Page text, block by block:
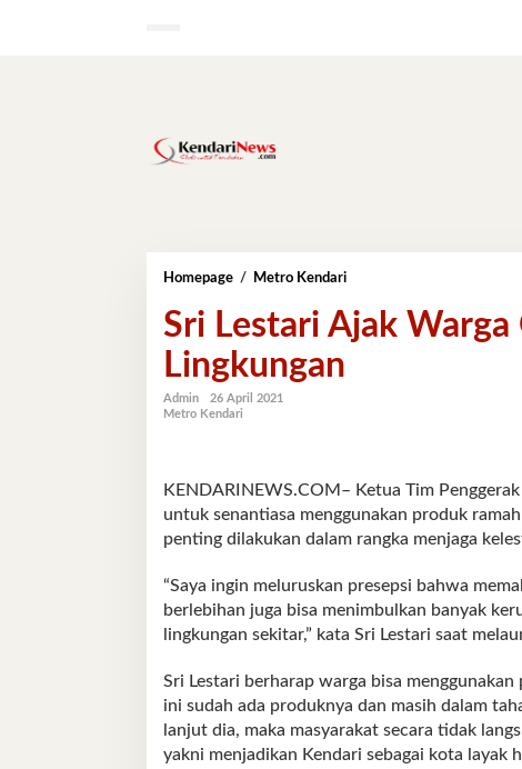
Homepage / Metro KendariSri
Ajak
Warga
Sri Lestari Ajak
Lingkungan
Admin
26 April 2021
Metro Kendari
KENDARINEWS.COM– Ketua Tim
untuk senantiasa menggunakan produk
penting dilakukan dalam rangka menjaga
“Saya ingin meluruskan presepsi bahwa
berlebihan juga bisa menimbulkan banyak
lingkungan sekitar,” kata Sri Lestari saat
Sri Lestari berharap warga bisa
ini sudah ada produknya dan masih dalam
lanjut dia, maka masyarakat secara tidak
yakni menjadikan Kendari sebagai kota layak